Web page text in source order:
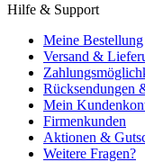
Hilfe & Support
Meine Bestellung
Versand &
Rücksendungen
Mein
Firmenkunden
Aktionen &
Weitere Fragen?